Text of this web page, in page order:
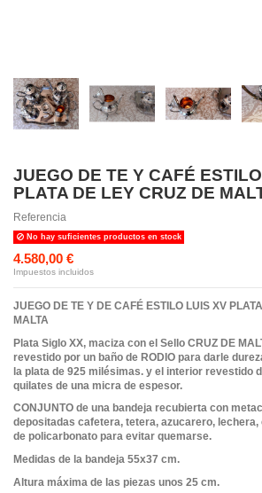
JUEGO DE TE Y CAFÉ
PLATA DE LEY CRUZ DE
Referencia
No hay suficientes productos en stock
4.580,00 €
Impuestos incluidos
JUEGO DE TE Y DE CAFÉ ESTILO LUIS XV
MALTA
Plata Siglo XX, maciza con el Sello CRUZ DE
revestido por un baño de RODIO para darle
la plata de 925 milésimas. y el interior revestido
quilates de una micra de espesor.
CONJUNTO de una bandeja recubierta con
depositadas cafetera, tetera, azucarero,
de policarbonato para evitar quemarse.
Medidas de la bandeja 55x37 cm.
Altura máxima de las piezas unos 25 cm.